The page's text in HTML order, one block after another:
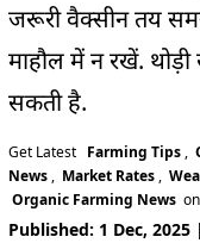
जरूरी वैक्सीन तय
माहौल में न रखें.
सकती है.
Get Latest Farming Tips ,
News , Market Rates ,
Organic Farming News
Published: 1 Dec, 2025